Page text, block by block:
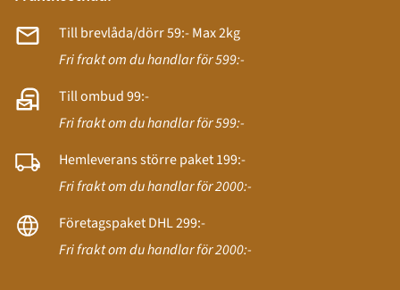
Till brevlåda/dörr 59:- Max 2kg
Fri frakt om du handlar för 599:-
Till ombud 99:-
Fri frakt om du handlar för 599:-
Hemleverans större paket 199:-
Fri frakt om du handlar för 2000:-
Företagspaket DHL 299:-
Fri frakt om du handlar för 2000:-